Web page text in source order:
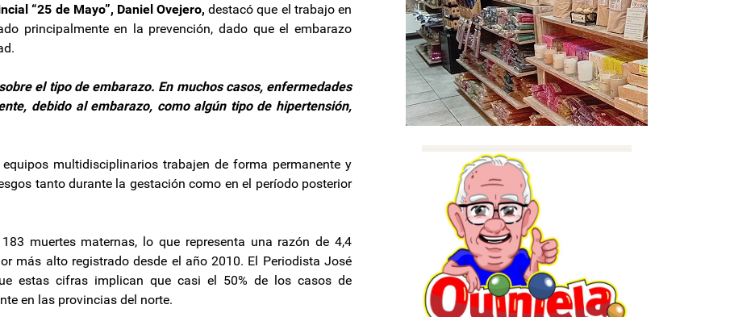
“25 de Mayo”, Daniel Ovejero, destacó que el trabajo en
principalmente en la prevención, dado que el embarazo
el tipo de embarazo. En muchos casos, enfermedades
debido al embarazo, como algún tipo de hipertensión,
multidisciplinarios trabajen de forma permanente y
tanto durante la gestación como en el período posterior
muertes maternas, lo que representa una razón de 4,4
más alto registrado desde el año 2010. El Periodista José
estas cifras implican que casi el 50% de los casos de
en las provincias del norte.